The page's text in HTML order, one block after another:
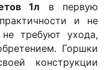
1л
в первую
и не
требуют ухода,
Горшки
конструкции